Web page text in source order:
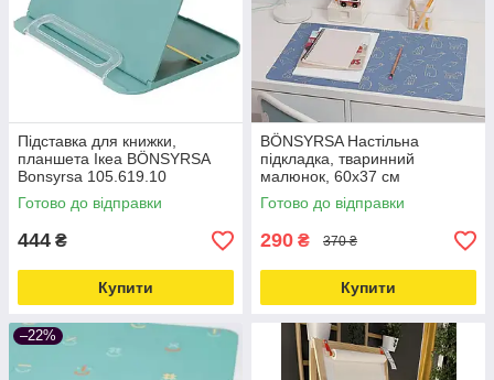
Підставка для книжки,
планшета Ікеа BÖNSYRSA
Bonsyrsa 105.619.10
Готово до відправки
444 ₴
Купити
BÖNSYRSA Настільна
підкладка, тваринний
малюнок, 60x37 см
905.620.67
Готово до відправки
290 ₴ 370 ₴
Купити
–22%